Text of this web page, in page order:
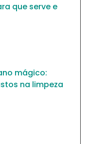
que serve e
mágico:
na limpeza